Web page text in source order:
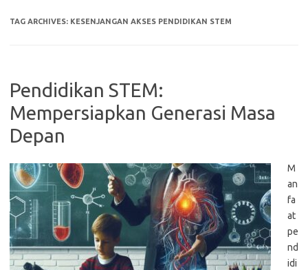
TAG ARCHIVES: KESENJANGAN AKSES PENDIDIKAN STEM
Pendidikan STEM:
Mempersiapkan Generasi Masa
Depan
M
an
fa
at
pe
nd
idi